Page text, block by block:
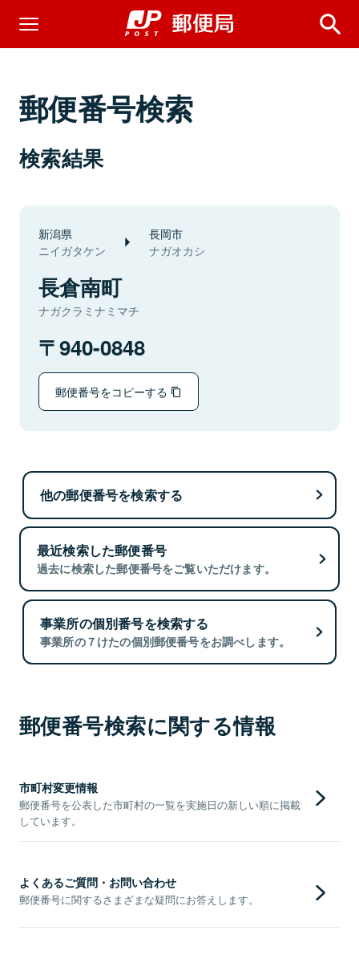
郵便番号検索
検索結果
新潟県
ニイガタケン
長岡市
ナガオカシ
長倉南町
ナガクラミナミマチ
940-0848
郵便番号をコピーする
他の郵便番号を検索する
最近検索した郵便番号
過去に検索した郵便番号をご覧いただけます。
事業所の個別番号を検索する
事業所の７けたの個別郵便番号をお調べします。
郵便番号検索に関する情報
市町村変更情報
郵便番号を公表した市町村の一覧を実施日の新しい順に掲載
しています。
よくあるご質問・お問い合わせ
郵便番号に関するさまざまな疑問にお答えします。